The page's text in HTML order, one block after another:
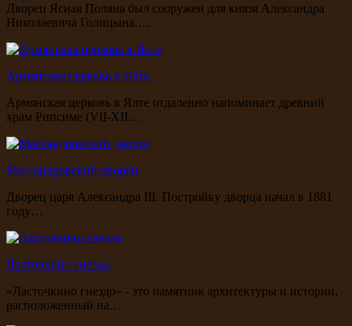
Дворец Ясная Поляна был сооружен для князя Александра
Николаевича Голицына.…
Армянская церковь в Ялте
Армянская церковь в Ялте отдаленно напоминает древний
храм Рипсиме (VII-XII…
Массандровский дворец
Дворец царя Александра III. Постройку дворца начал в 1881
году…
Ласточкино гнездо
«Ласточкино гнездо» - это памятник архитектуры и истории,
расположенный на…